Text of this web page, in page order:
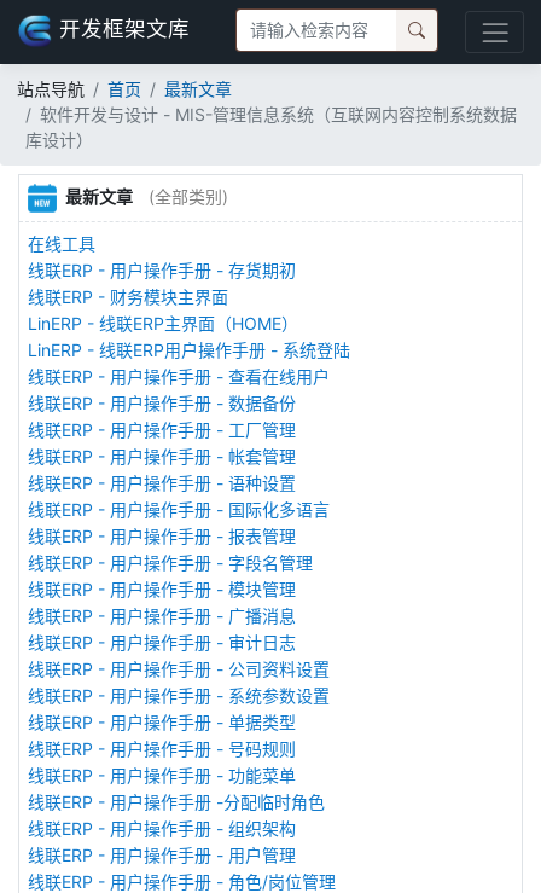
开发框架文库
站点导航 首页
最新文章
软件开发与设计 - MIS-管理信息系统（互联网内容控制系统数据
库设计）
最新文章 (全部类别)
在线工具
线联ERP - 用户操作手册 - 存货期初
线联ERP - 财务模块主界面
LinERP - 线联ERP主界面（HOME）
LinERP - 线联ERP用户操作手册 - 系统登陆
线联ERP - 用户操作手册 - 查看在线用户
线联ERP - 用户操作手册 - 数据备份
线联ERP - 用户操作手册 - 工厂管理
线联ERP - 用户操作手册 - 帐套管理
线联ERP - 用户操作手册 - 语种设置
线联ERP - 用户操作手册 - 国际化多语言
线联ERP - 用户操作手册 - 报表管理
线联ERP - 用户操作手册 - 字段名管理
线联ERP - 用户操作手册 - 模块管理
线联ERP - 用户操作手册 - 广播消息
线联ERP - 用户操作手册 - 审计日志
线联ERP - 用户操作手册 - 公司资料设置
线联ERP - 用户操作手册 - 系统参数设置
线联ERP - 用户操作手册 - 单据类型
线联ERP - 用户操作手册 - 号码规则
线联ERP - 用户操作手册 - 功能菜单
线联ERP - 用户操作手册 -分配临时角色
线联ERP - 用户操作手册 - 组织架构
线联ERP - 用户操作手册 - 用户管理
线联ERP - 用户操作手册 - 角色/岗位管理